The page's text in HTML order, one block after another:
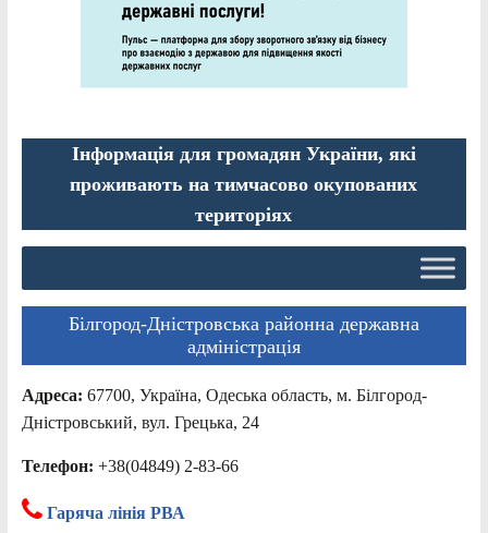
Інформація для громадян України, які
проживають на тимчасово окупованих
територіях
Білгород-Дністровська районна державна
адміністрація
Адреса: 67700, Україна, Одеська область, м. Білгород-
Дністровський, вул. Грецька, 24
Телефон: +38(04849) 2-83-66
Гаряча лінія РВА